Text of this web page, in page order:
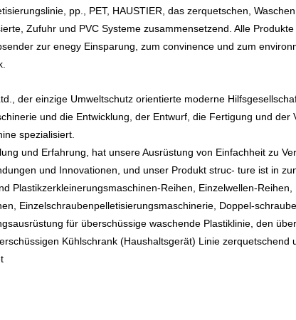
pp., PET, HAUSTIER, das zerquetschen,
Zufuhr und PVC Systeme zusammensetzend. Alle
zur enegy Einsparung, zum convinence und zum
der einzige Umweltschutz orientierte moderne
und die Entwicklung, der Entwurf, die Fertigung und der
spezialisiert.
und Erfahrung, hat unsere Ausrüstung von Einfachheit zu
und Innovationen, und unser Produkt struc- ture ist in
Plastikzerkleinerungsmaschinen-Reihen, Einzelwellen-
Einzelschraubenpelletisierungsmaschinerie, Doppel-
für überschüssige waschende Plastiklinie, den
Kühlschrank (Haushaltsgerät) Linie zerquetschend